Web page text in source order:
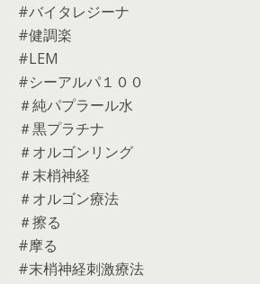
#バイタレジーナ
#健調楽
#LEM
#シーアルパ１００
＃純パプラール水
＃黒プラチナ
＃オルゴンリング
＃末梢神経
＃オルゴン療法
＃擦る
#摩る
#末梢神経刺激療法